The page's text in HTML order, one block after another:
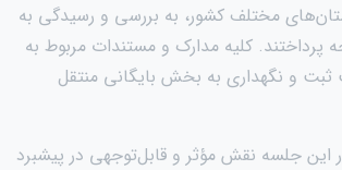
مختلف کشور، به بررسی و رسیدگی به
پرداختند. کلیه مدارک و مستندات مربوط به
ثبت و نگهداری به بخش بایگانی منتقل
این جلسه نقش مؤثر و قابل‌توجهی در پیشبرد